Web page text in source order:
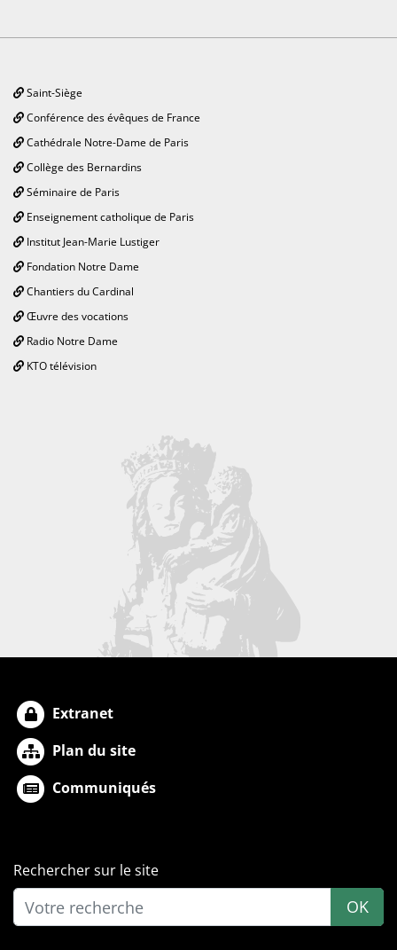
Saint-Siège
Conférence des évêques de France
Cathédrale Notre-Dame de Paris
Collège des Bernardins
Séminaire de Paris
Enseignement catholique de Paris
Institut Jean-Marie Lustiger
Fondation Notre Dame
Chantiers du Cardinal
Œuvre des vocations
Radio Notre Dame
KTO télévision
Extranet
Plan du site
Communiqués
Rechercher sur le site
OK